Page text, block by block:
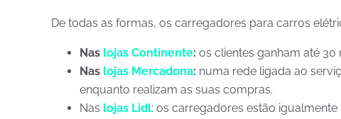
De todas as formas, os carregadores para carros
Nas lojas Continente: os clientes ganham até
Nas lojas Mercadona: numa rede ligada ao
enquanto realizam as suas compras.
Nas lojas Lidl: os carregadores estão